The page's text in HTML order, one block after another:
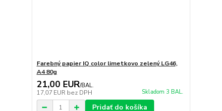
Farebný papier IQ color limetkovo zelený LG46,
A4 80g
21,00 EUR/BAL.
17,07 EUR bez DPH Skladom 3 BAL.
Pridať do košíka